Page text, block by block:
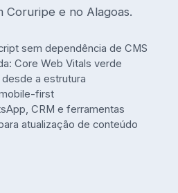
Coruripe e no Alagoas.
sem dependência de CMS
Core Web Vitals verde
a estrutura
first
CRM e ferramentas
atualização de conteúdo